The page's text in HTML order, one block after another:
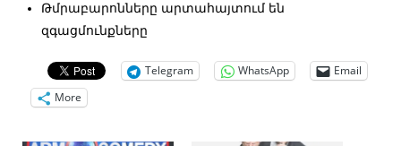
Թմրաբարոնները արտահայտում են
զգացմունքները
Telegram WhatsApp
Email
More